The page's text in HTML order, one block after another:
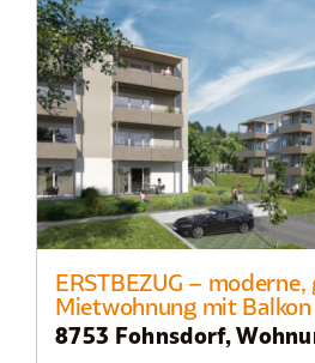
ERSTBEZUG –
Mietwohnung mit
8753 Fohnsdorf,